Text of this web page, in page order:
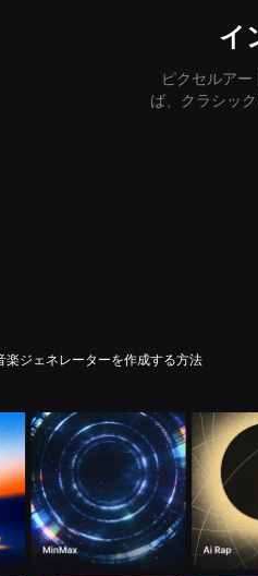
イ
ピクセルア
ば、クラシッ
楽ジェネレーターを作成する方法